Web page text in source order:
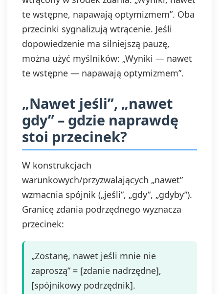
te wstępne, napawają optymizmem”. Oba
przecinki sygnalizują wtrącenie. Jeśli
dopowiedzenie ma silniejszą pauzę,
można użyć myślników: „Wyniki — nawet
te wstępne — napawają optymizmem”.
„Nawet jeśli”, „nawet
gdy” – gdzie naprawdę
stoi przecinek?
W konstrukcjach
warunkowych/przyzwalających „nawet”
wzmacnia spójnik („jeśli”, „gdy”, „gdyby”).
Granicę zdania podrzędnego wyznacza
przecinek:
„Zostanę, nawet jeśli mnie nie
zaproszą” = [zdanie nadrzędne],
[spójnikowy podrzędnik].